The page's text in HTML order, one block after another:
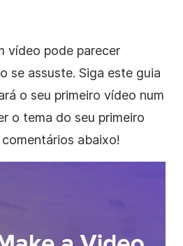
vídeo pode parecer
se assuste. Siga este guia
o seu primeiro vídeo num
o tema do seu primeiro
abaixo!